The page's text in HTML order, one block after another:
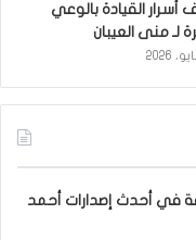
القيادة بالوعي
لـ منى العيبان
في أحدث إصدارات أحمد